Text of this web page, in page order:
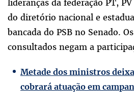
lideranças da federação PT,
do diretório nacional e
bancada do PSB no Senado.
consultados negam a
Metade dos ministros
cobrará atuação em